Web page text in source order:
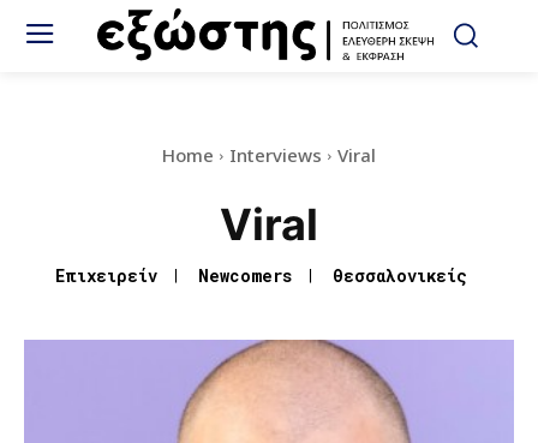
Home Interviews Viral
Viral
Eπιχειρείν Newcomers Θεσσαλονικείς